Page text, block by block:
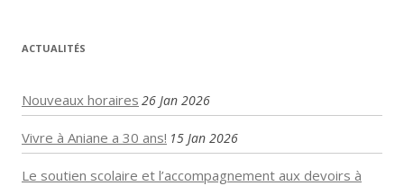
ACTUALITÉS
Nouveaux horaires 26 Jan 2026
Vivre à Aniane a 30 ans! 15 Jan 2026
Le soutien scolaire et l’accompagnement aux devoirs à